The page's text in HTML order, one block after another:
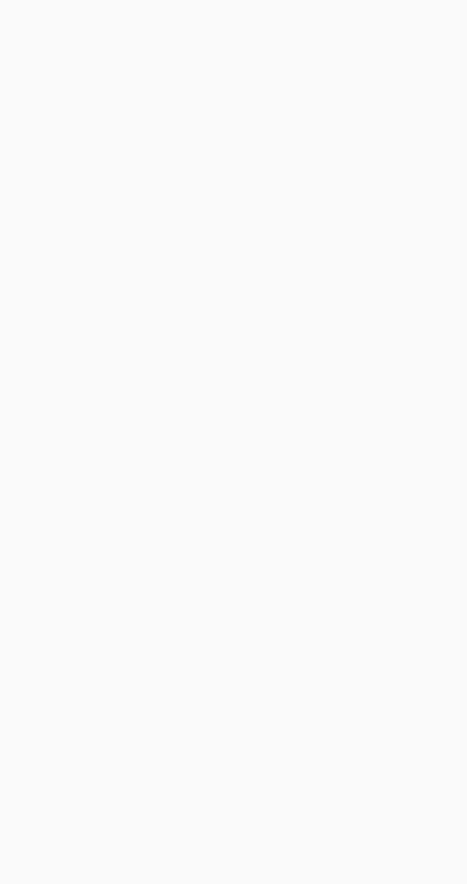
scheitern fiel noch als
Müller-Zantop,
Europäerin, die
Fehltritt erlauben.
Mut zu haben,
Klienten durchaus auch
den letzten vielleicht
Rainer Maria Rilke und
letzte Gast, neu
erzählte, wie gerne
sagen. Die ehemalige
für sich an
bereichernden